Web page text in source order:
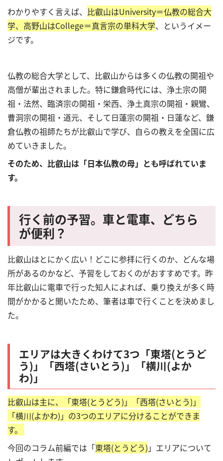
わかりやすく言えば、 比叡山はUniversity＝仏教の総合大
学、高野山はCollege＝真言宗の単科大学、というイメー
ジです。
仏教の総合大学として、比叡山からは多くの仏教の開祖や
高僧が輩出されました。特に鎌倉時代には、浄土宗の開
祖・法然、臨済宗の開祖・栄西、浄土真宗の開祖・親鸞、
曹洞宗の開祖・道元、そして日蓮宗の開祖・日蓮など、鎌
倉仏教の祖師たちが比叡山で学び、自らの教えを全国に広
めていきました。
そのため、比叡山は「日本仏教の母」とも呼ばれていま
す。
行く前の予習。車と電車、どちら
が便利？
比叡山はとにかく広い！どこに参拝に行くのか、どんな場
所があるのかなど、予習をしておくのがおすすめです。昨
年比叡山に電車で行った知人によれば、乗り換えが多く時
間がかかると聞いたため、筆者は車で行くことを決めまし
た。
エリアは大きくわけて3つ「東塔(とうど
う)」「西塔(さいとう)」「横川(よか
わ)」
比叡山は主に、「東塔(とうどう)」「西塔(さいとう)」
「横川(よかわ)」の3つのエリアに分けることができま
す。
今回のコラム前編では「東塔(とうどう) 」エリアについて